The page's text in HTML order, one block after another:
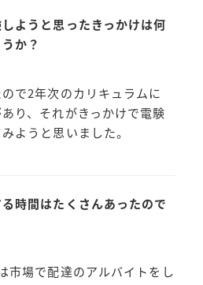
ようと思ったきっかけは何
か？
で2年次のカリキュラムに
あり、それがきっかけで電験
ようと思いました。
時間はたくさんあったので
市場で配達のアルバイトをし